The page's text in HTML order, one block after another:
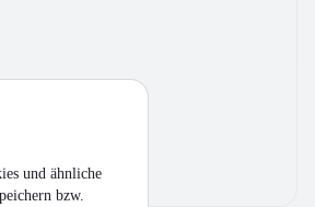
und ähnliche
bzw.